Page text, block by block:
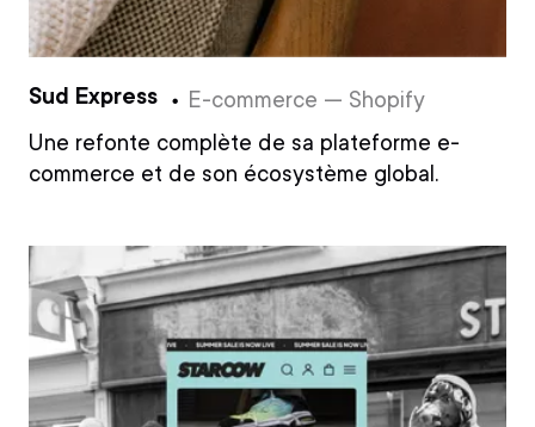
Sud Express
E-commerce — Shopify
Une refonte complète de sa plateforme e-
commerce et de son écosystème global.